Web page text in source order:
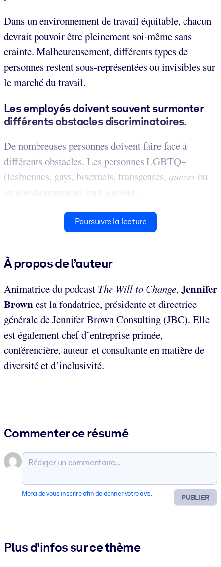
Dans un environnement de travail équitable, chacun
devrait pouvoir être pleinement soi-même sans
crainte. Malheureusement, différents types de
personnes restent sous-représentées ou invisibles sur
le marché du travail.
Les employés doivent souvent surmonter
différents obstacles discriminatoires.
De nombreuses personnes doivent faire face à
différents obstacles. Les personnes LGBTQ+
(lesbiennes, gays, bisexuels, transgenres, queers ou
en questionnement) sont souvent...
Poursuivre la lecture
À propos de l’auteur
Animatrice du podcast The Will to Change, Jennifer
Brownest la fondatrice, présidente et directrice
générale de Jennifer Brown Consulting (JBC). Elle
est également chef d’entreprise primée,
conférencière, auteur et consultante en matière de
diversité et d’inclusivité.
Commenter ce résumé
PUBLIER
Merci de vous inscrire afin de donner votre avis.
Plus d'infos sur ce thème